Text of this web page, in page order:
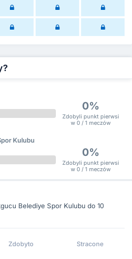
0%
Zdobyli punkt pierwsi
w 0 / 1 meczów
Kulubu
0%
Zdobyli punkt pierwsi
w 0 / 1 meczów
Belediye Spor Kulubu do 10
Zdobyto Stracone